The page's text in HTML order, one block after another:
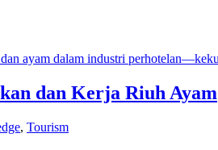
dan Kerja Riuh Ayam
, Tourism